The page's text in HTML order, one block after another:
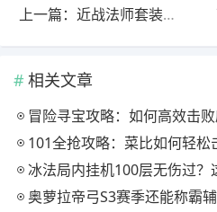
上一篇：近战法师套装边冲刺边白嫖法术的完整玩法解析
相关文章
冒险寻宝攻略：如何高效击败
101全抢攻略：菜比如何轻松
冰法局内挂机100层无伤过？
奥萝拉帝弓S3赛季还能称霸辅